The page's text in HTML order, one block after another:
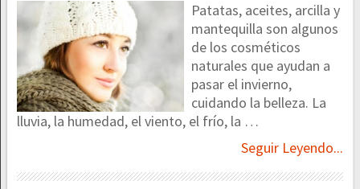
Patatas, aceites, arcilla y
mantequilla son algunos
de los cosméticos
naturales que ayudan a
pasar el invierno,
cuidando la belleza. La
lluvia, la humedad, el viento, el frío, la …
Seguir Leyendo...